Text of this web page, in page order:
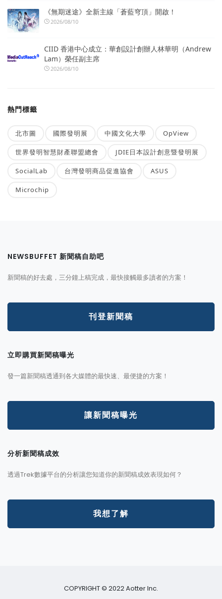
《無期迷途》全新主線「蒼藍穹頂」開啟！
2026/08/10
CIID 香港中心成立：華創設計創辦人林華明（Andrew
Lam）榮任副主席
2026/08/10
熱門標籤
北市圖 國際發明展 中國文化大學 OpView
世界發明智慧財產聯盟總會 JDIE日本設計創意暨發明展
SocialLab 台灣發明商品促進協會 ASUS
Microchip
NEWSBUFFET 新聞稿自助吧
新聞稿的好去處，三分鐘上稿完成，最快接觸最多讀者的方案！
刊登新聞稿
立即購買新聞稿曝光
發一篇新聞稿透通到各大媒體的最快速、最便捷的方案！
讓新聞稿曝光
分析新聞稿成效
透過Trek數據平台的分析讓您知道你的新聞稿成效表現如何？
我想了解
COPYRIGHT © 2022 Aotter Inc.